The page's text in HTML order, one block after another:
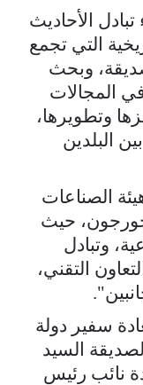
الأحاديث
التي تجمع
وبحث
المجالات
وتطويرها،
البلدين
الصناعات
جورجون، حيث
وتبادل
التقني،
سفير دولة
السيد
نائب رئيس